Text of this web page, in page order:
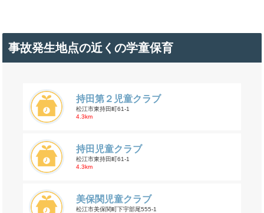
事故発生地点の近くの学童保育
持田第２児童クラブ
松江市東持田町61-1
4.3km
持田児童クラブ
松江市東持田町61-1
4.3km
美保関児童クラブ
松江市美保関町下宇部尾555-1